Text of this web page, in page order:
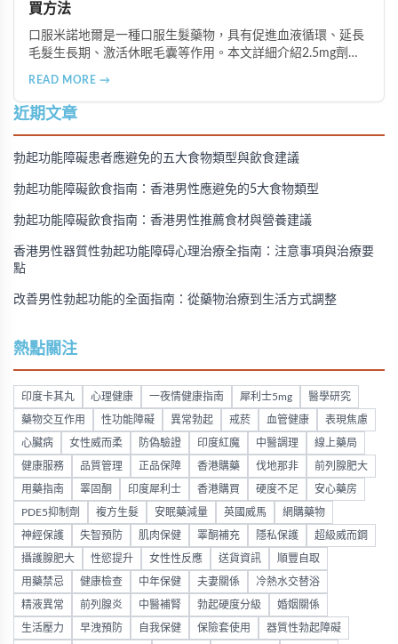
買方法
口服米諾地爾是一種口服生髮藥物，具有促進血液循環、延長
毛髮生長期、激活休眠毛囊等作用。本文詳細介紹2.5mg劑量
購買方法，並提供真實用戶經驗分享。
READ MORE →
近期文章
勃起功能障礙患者應避免的五大食物類型與飲食建議
勃起功能障礙飲食指南：香港男性應避免的5大食物類型
勃起功能障礙飲食指南：香港男性推薦食材與營養建議
香港男性器質性勃起功能障碍心理治療全指南：注意事項與治療要
點
改善男性勃起功能的全面指南：從藥物治療到生活方式調整
熱點關注
印度卡其丸 心理健康 一夜情健康指南 犀利士5mg 醫學研究
藥物交互作用 性功能障礙 異常勃起 戒菸 血管健康 表現焦慮
心臟病 女性威而柔 防偽驗證 印度紅魔 中醫調理 線上藥局
健康服務 品質管理 正品保障 香港購藥 伐地那非 前列腺肥大
用藥指南 睪固酮 印度犀利士 香港購買 硬度不足 安心藥房
PDE5抑制劑 複方生髮 安眠藥減量 英國威馬 網購藥物
神經保護 失智預防 肌肉保健 睪酮補充 隱私保護 超級威而鋼
攝護腺肥大 性慾提升 女性性反應 送貨資訊 順豐自取
用藥禁忌 健康檢查 中年保健 夫妻關係 冷熱水交替浴
精液異常 前列腺炎 中醫補腎 勃起硬度分級 婚姻關係
生活壓力 早洩預防 自我保健 保險套使用 器質性勃起障礙